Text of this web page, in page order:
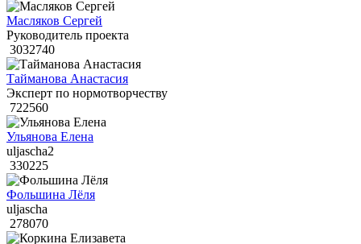
Масляков Сергей
Руководитель проекта
3032740
Тайманова Анастасия
Эксперт по нормотворчеству
722560
Ульянова Елена
uljascha2
330225
Фольшина Лёля
uljascha
278070